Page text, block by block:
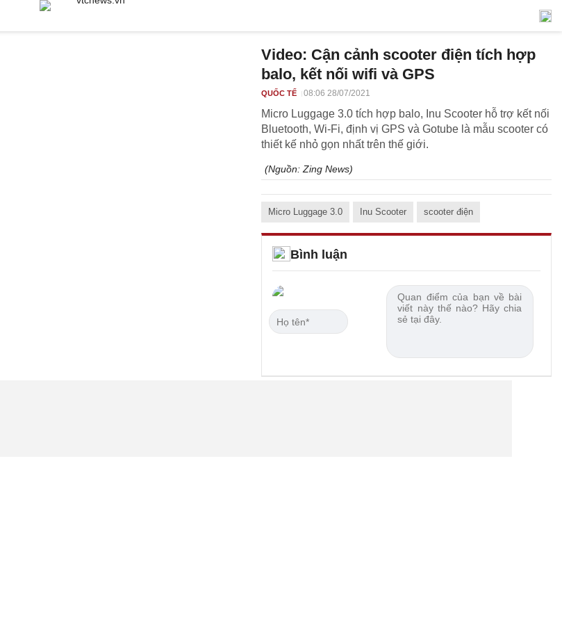
Video: Cận cảnh scooter điện tích hợp
balo, kết nối wifi và GPS
QUỐC TẾ 08:06 28/07/2021
Micro Luggage 3.0 tích hợp balo, Inu Scooter hỗ trợ kết nối
Bluetooth, Wi-Fi, định vị GPS và Gotube là mẫu scooter có
thiết kế nhỏ gọn nhất trên thế giới.
(Nguồn: Zing News)
Micro Luggage 3.0 Inu Scooter scooter điện
Bình luận